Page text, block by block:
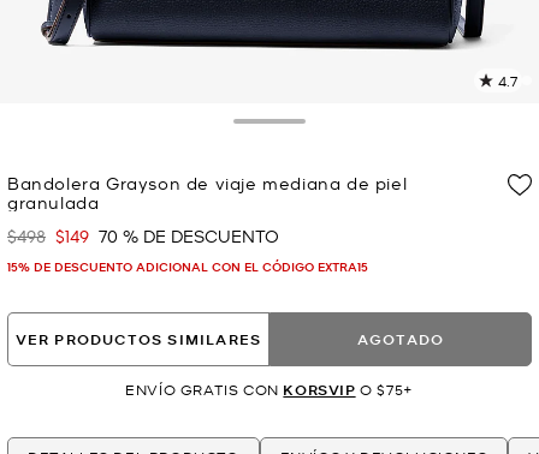
4.7
Bandolera Grayson de viaje mediana de piel
granulada
Era
$498 Ahora
$149 70 % DE DESCUENTO
15% DE DESCUENTO ADICIONAL CON EL CÓDIGO EXTRA15
VER PRODUCTOS SIMILARES AGOTADO
ENVÍO GRATIS CON KORSVIP O $75+